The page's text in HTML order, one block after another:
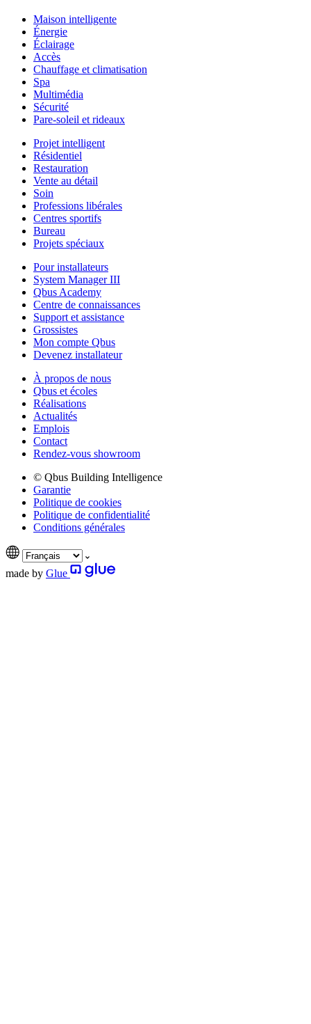
Maison intelligente
Énergie
Éclairage
Accès
Chauffage et climatisation
Spa
Multimédia
Sécurité
Pare-soleil et rideaux
Projet intelligent
Résidentiel
Restauration
Vente au détail
Soin
Professions libérales
Centres sportifs
Bureau
Projets spéciaux
Pour installateurs
System Manager III
Qbus Academy
Centre de connaissances
Support et assistance
Grossistes
Mon compte Qbus
Devenez installateur
À propos de nous
Qbus et écoles
Réalisations
Actualités
Emplois
Contact
Rendez-vous showroom
© Qbus Building Intelligence
Garantie
Politique de cookies
Politique de confidentialité
Conditions générales
made by Glue